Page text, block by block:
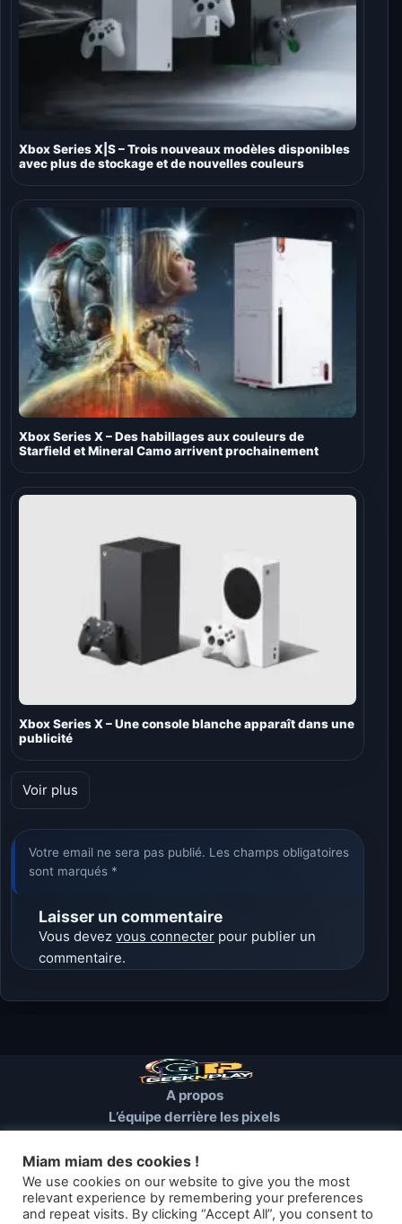
Xbox Series X|S – Trois nouveaux modèles disponibles
avec plus de stockage et de nouvelles couleurs
Xbox Series X – Des habillages aux couleurs de
Starfield et Mineral Camo arrivent prochainement
Xbox Series X – Une console blanche apparaît dans une
publicité
Voir plus
Votre email ne sera pas publié. Les champs obligatoires
sont marqués *
Laisser un commentaire
Vous devezvous connecter pour publier un
commentaire.
A propos
L’équipe derrière les pixels
Mentions Légales
Cookies et autres traceurs
Miam miam des cookies !
We use cookies on our website to give you the most
relevant experience by remembering your preferences
and repeat visits. By clicking “Accept All”, you consent to